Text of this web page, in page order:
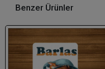
Benzer Ürünler